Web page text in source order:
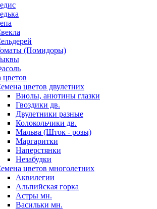
(Помидоры)
цветов двулетних
Виолы, анютины глазки
Гвоздики дв.
Двулетники разные
Колокольчики дв.
Мальва (Шток - розы)
Маргаритки
Наперстянки
Незабудки
цветов многолетних
Аквилегии
Альпийская горка
Астры мн.
Васильки мн.